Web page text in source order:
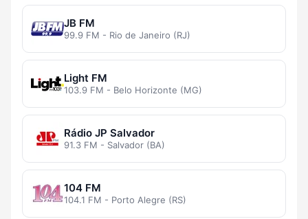
JB FM
99.9 FM - Rio de Janeiro (RJ)
Light FM
103.9 FM - Belo Horizonte (MG)
Rádio JP Salvador
91.3 FM - Salvador (BA)
104 FM
104.1 FM - Porto Alegre (RS)